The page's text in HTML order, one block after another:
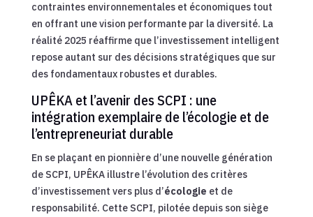
contraintes environnementales et économiques tout
en offrant une vision performante par la diversité. La
réalité 2025 réaffirme que l’investissement intelligent
repose autant sur des décisions stratégiques que sur
des fondamentaux robustes et durables.
UPÊKA et l’avenir des SCPI : une
intégration exemplaire de l’écologie et de
l’entrepreneuriat durable
En se plaçant en pionnière d’une nouvelle génération
de SCPI, UPÊKA illustre l’évolution des critères
d’investissement vers plus d’écologie et de
responsabilité. Cette SCPI, pilotée depuis son siège